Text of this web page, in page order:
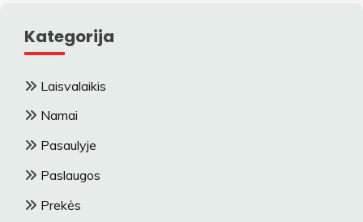
Kategorija
Laisvalaikis
Namai
Pasaulyje
Paslaugos
Prekės